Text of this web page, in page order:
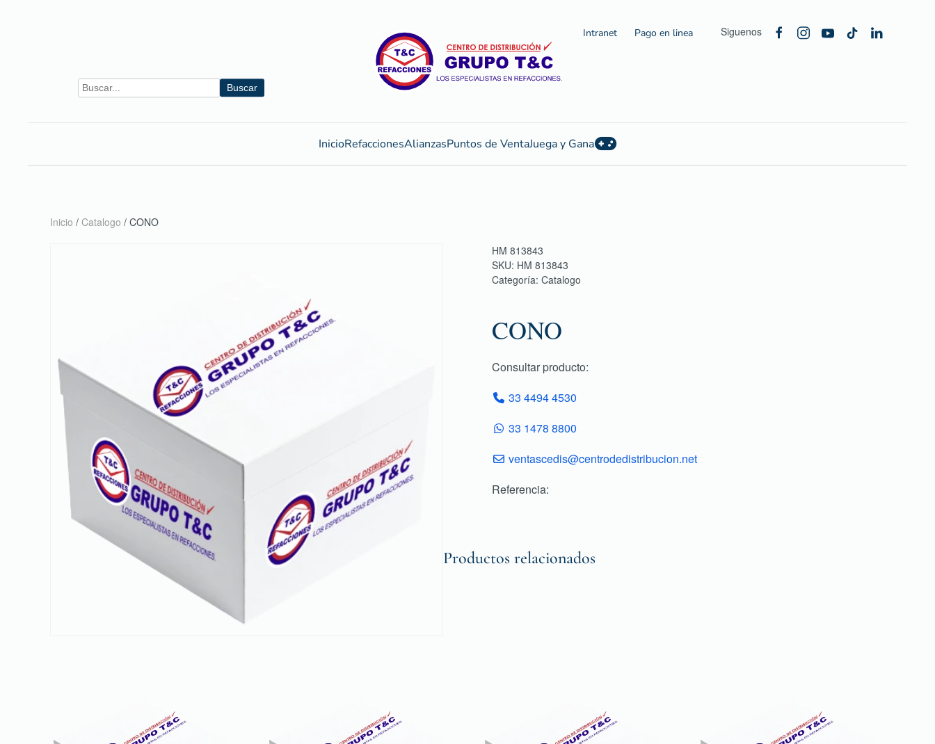
Buscar
Intranet Pago en linea Siguenos
InicioRefaccionesAlianzasPuntos de VentaJuega y Gana
Inicio / Catalogo / CONO
HM 813843
SKU: HM 813843
Categoría: Catalogo
CONO
Consultar producto:
33 4494 4530
33 1478 8800
ventascedis@centrodedistribucion.net
Referencia:
Productos relacionados